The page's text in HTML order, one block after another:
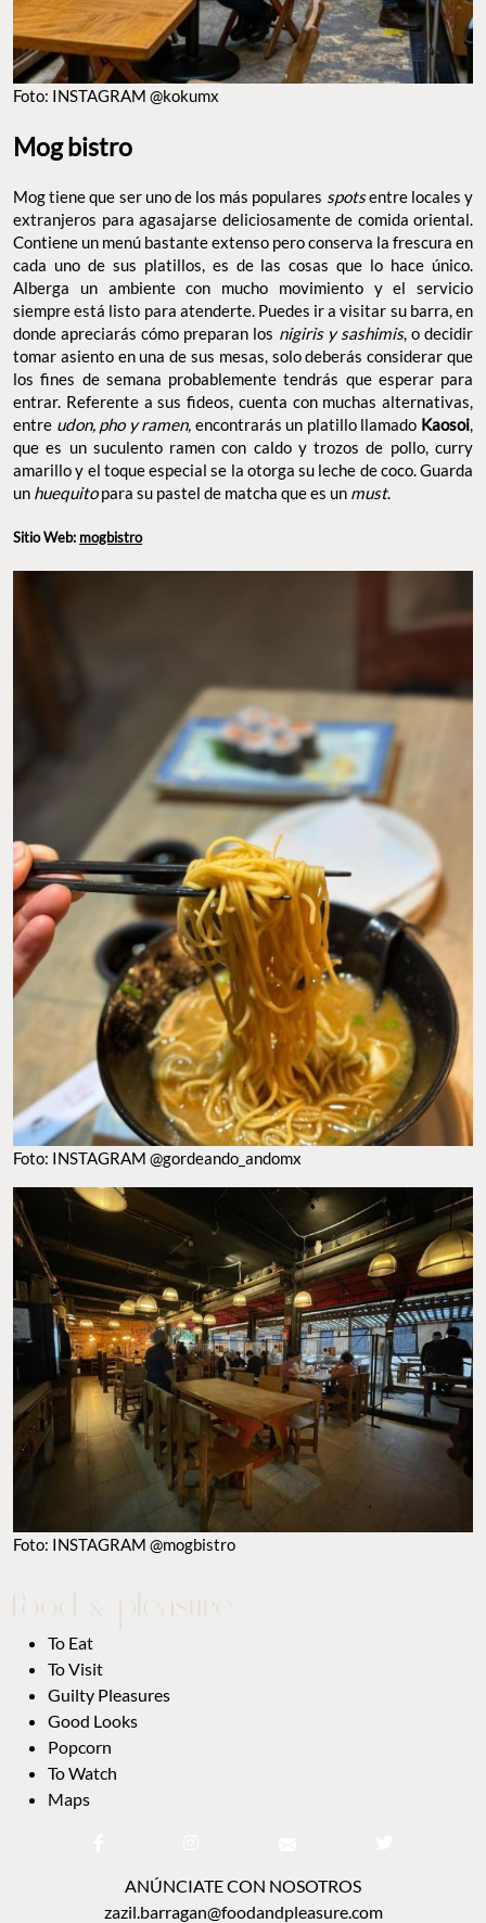
Foto: INSTAGRAM @kokumx
Mog bistro
Mog tiene que ser uno de los más populares spotsentre locales y
extranjeros para agasajarse deliciosamente de comida oriental.
Contiene un menú bastante extenso pero conserva la frescura en
cada uno de sus platillos, es de las cosas que lo hace único.
Alberga un ambiente con mucho movimiento y el servicio
siempre está listo para atenderte. Puedes ir a visitar su barra, en
donde apreciarás cómo preparan los nigiris y sashimis, o decidir
tomar asiento en una de sus mesas, solo deberás considerar que
los fines de semana probablemente tendrás que esperar para
entrar. Referente a sus fideos, cuenta con muchas alternativas,
entre udon, pho y ramen, encontrarás un platillo llamado Kaosoi,
que es un suculento ramen con caldo y trozos de pollo, curry
amarillo y el toque especial se la otorga su leche de coco. Guarda
un huequitopara su pastel de matcha que es un must.
Sitio Web: mogbistro
Foto: INSTAGRAM @gordeando_andomx
Foto: INSTAGRAM @mogbistro
To Eat
To Visit
Guilty Pleasures
Good Looks
Popcorn
To Watch
Maps
ANÚNCIATE CON NOSOTROS
zazil.barragan@foodandpleasure.com